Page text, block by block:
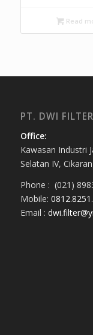
Read
PT. DWI FILTER
Office:
Kawasan Industri
Selatan IV,
Phone : (021)
Mobile:
Email :